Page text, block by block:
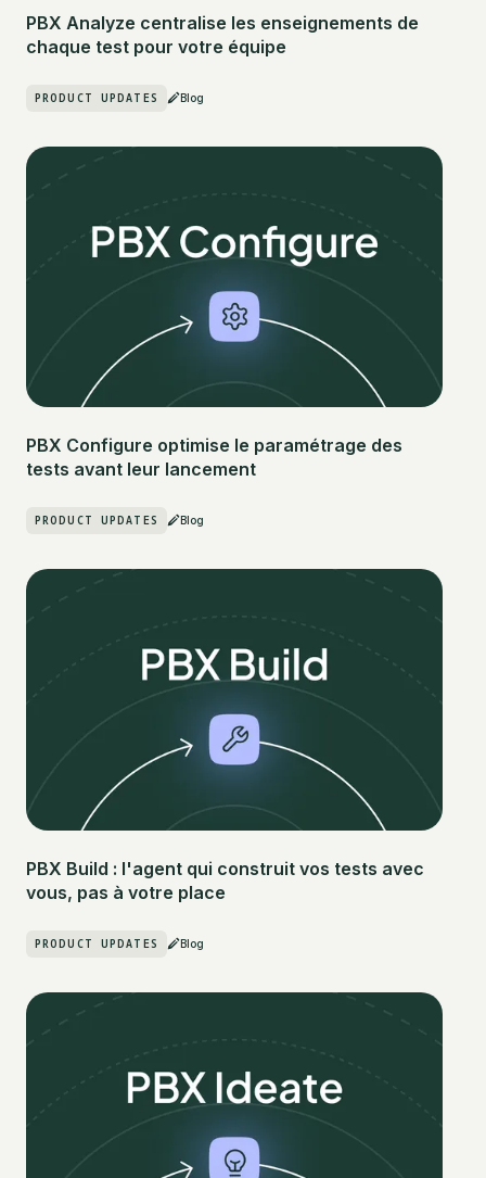
PBX Analyze centralise les enseignements de
chaque test pour votre équipe
PRODUCT UPDATES Blog
PBX Configure optimise le paramétrage des
tests avant leur lancement
PRODUCT UPDATES Blog
PBX Build : l'agent qui construit vos tests avec
vous, pas à votre place
PRODUCT UPDATES Blog